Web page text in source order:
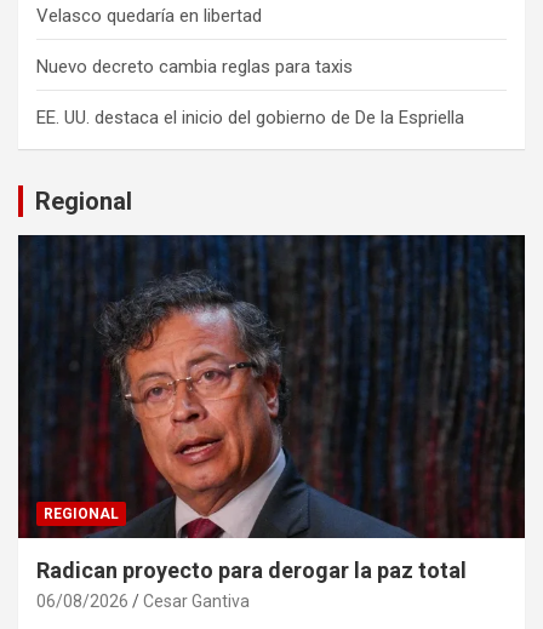
Velasco quedaría en libertad
Nuevo decreto cambia reglas para taxis
EE. UU. destaca el inicio del gobierno de De la Espriella
Regional
REGIONAL
Radican proyecto para derogar la paz total
06/08/2026 Cesar Gantiva